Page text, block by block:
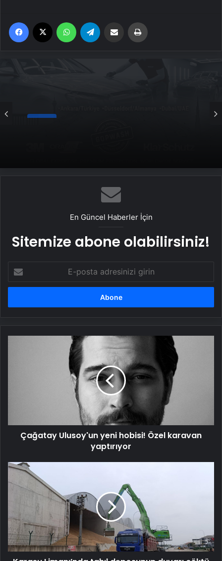
Facebook WhatsApp Email'den paylaş
En Güncel Haberler İçin
Sitemize abone olabilirsiniz!
posta
adresinizi
Çağatay Ulusoy'un yeni hobisi! Özel karavan
yaptırıyor
Karasu
Limanı’nda
tahıl
deposunun
çöktü